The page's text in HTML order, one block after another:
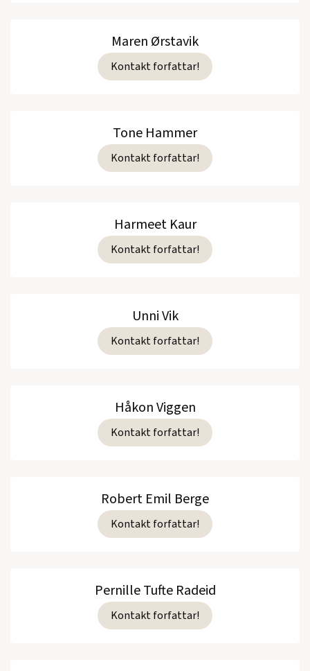
Maren Ørstavik
Kontakt forfattar!
Tone Hammer
Kontakt forfattar!
Harmeet Kaur
Kontakt forfattar!
Unni Vik
Kontakt forfattar!
Håkon Viggen
Kontakt forfattar!
Robert Emil Berge
Kontakt forfattar!
Pernille Tufte Radeid
Kontakt forfattar!